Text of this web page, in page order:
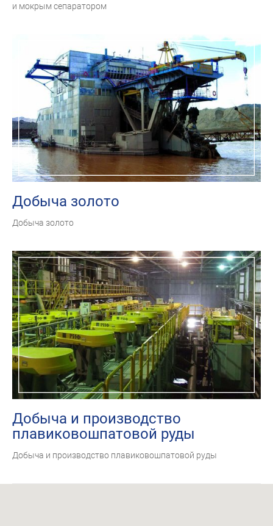
и мокрым сепаратором
Добыча золото
Добыча золото
Добыча и производство
плавиковошпатовой руды
Добыча и производство плавиковошпатовой руды